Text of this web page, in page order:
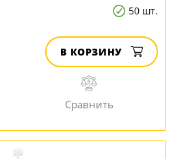
50 шт.
В КОРЗИНУ